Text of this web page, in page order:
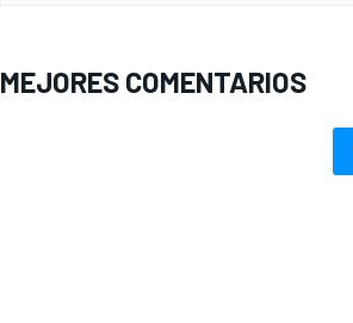
MEJORES COMENTARIOS